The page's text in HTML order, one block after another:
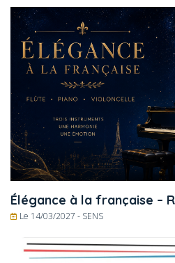
Élégance à la française –
Le 14/03/2027 - SENS